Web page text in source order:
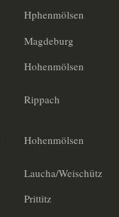
Hphenmölsen
Magdeburg
Hohenmölsen
Rippach
Hohenmölsen
Laucha/Weischütz
Prittitz